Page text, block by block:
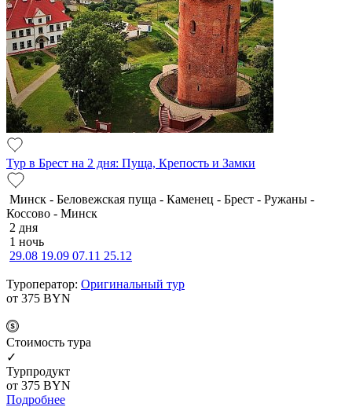
Тур в Брест на 2 дня: Пуща, Крепость и Замки
Минск - Беловежская пуща - Каменец - Брест - Ружаны -
Коссово - Минск
2 дня
1 ночь
29.08 19.09 07.11 25.12
Туроператор: Оригинальный тур
от 375 BYN
Cтоимость тура
✓
Турпродукт
от 375 BYN
Подробнее